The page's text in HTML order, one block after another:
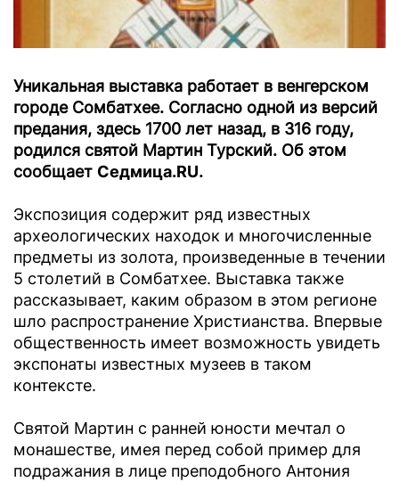
Уникальная выставка работает в венгерском
городе Сомбатхее. Согласно одной из версий
предания, здесь 1700 лет назад, в 316 году,
родился святой Мартин Турский. Об этом
сообщает Седмица.RU.
Экспозиция содержит ряд известных
археологических находок и многочисленные
предметы из золота, произведенные в течении
5 столетий в Сомбатхее. Выставка также
рассказывает, каким образом в этом регионе
шло распространение Христианства. Впервые
общественность имеет возможность увидеть
экспонаты известных музеев в таком
контексте.
Святой Мартин с ранней юности мечтал о
монашестве, имея перед собой пример для
подражания в лице преподобного Антония